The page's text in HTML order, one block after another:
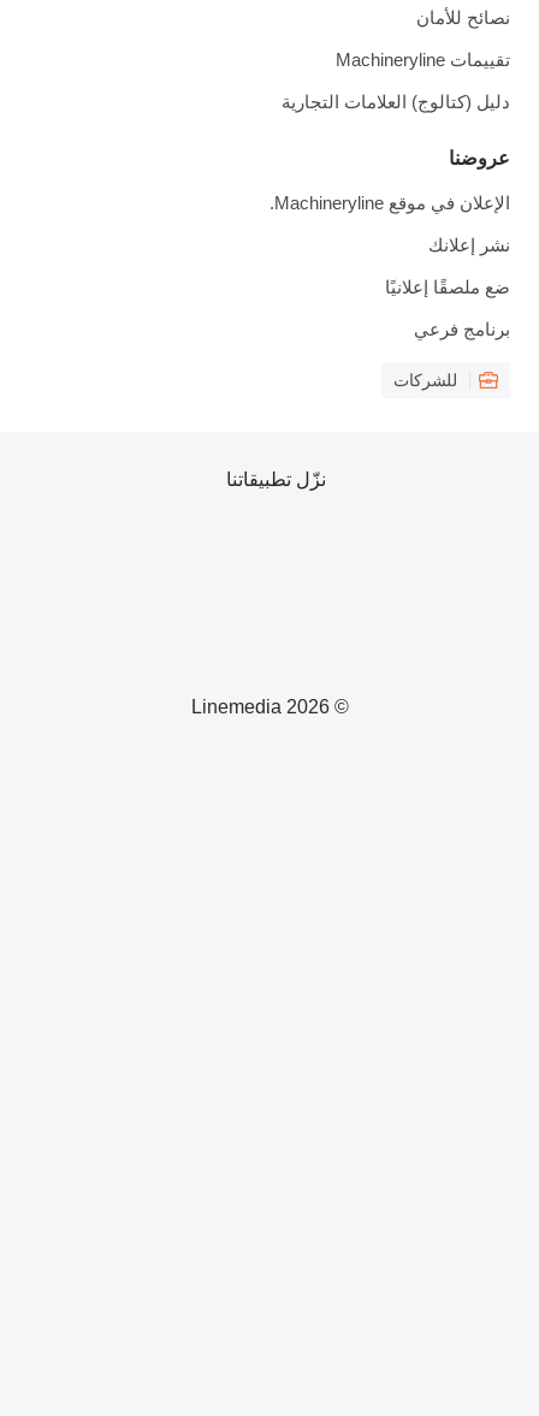
نصائح للأمان
تقييمات Machineryline
دليل (كتالوج) العلامات التجارية
عروضنا
الإعلان في موقع Machineryline.
نشر إعلانك
ضع ملصقًا إعلانيًا
برنامج فرعي
للشركات
© 2026 Linemedia
نزّل تطبيقاتنا